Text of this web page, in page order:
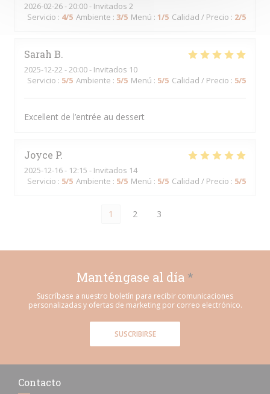
2026-02-26- 20:00 - Invitados 2
Servicio : 4/5 Ambiente : 3/5 Menú : 1/5 Calidad / Precio : 2/5
Sarah B
2025-12-22 - 20:00 - Invitados 10
Servicio : 5/5 Ambiente : 5/5 Menú : 5/5 Calidad / Precio : 5/5
Excellent de l’entrée au dessert
Joyce P
2025-12-16- 12:15 - Invitados 14
Servicio : 5/5 Ambiente : 5/5 Menú : 5/5 Calidad / Precio : 5/5
1 2 3
Manténgase al día *
Suscríbase a nuestro boletín para recibir comunicaciones
personalizadas y ofertas de marketing por correo electrónico.
SUSCRIBIRSE
Contacto